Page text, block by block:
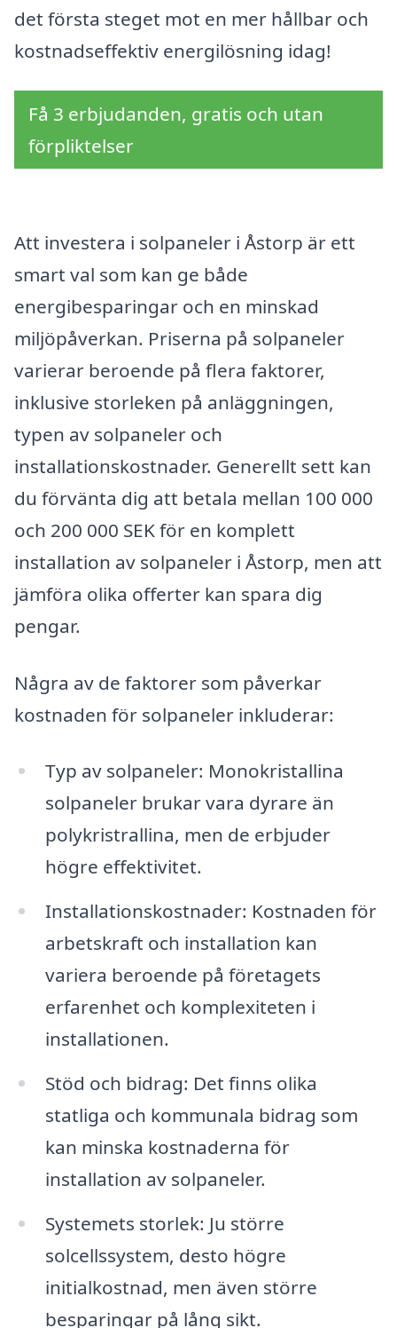
det första steget mot en mer hållbar och
kostnadseffektiv energilösning idag!
Få 3 erbjudanden, gratis och utan
förpliktelser
Att investera i solpaneler i Åstorp är ett
smart val som kan ge både
energibesparingar och en minskad
miljöpåverkan. Priserna på solpaneler
varierar beroende på flera faktorer,
inklusive storleken på anläggningen,
typen av solpaneler och
installationskostnader. Generellt sett kan
du förvänta dig att betala mellan 100 000
och 200 000 SEK för en komplett
installation av solpaneler i Åstorp, men att
jämföra olika offerter kan spara dig
pengar.
Några av de faktorer som påverkar
kostnaden för solpaneler inkluderar:
Typ av solpaneler: Monokristallina
solpaneler brukar vara dyrare än
polykristrallina, men de erbjuder
högre effektivitet.
Installationskostnader: Kostnaden för
arbetskraft och installation kan
variera beroende på företagets
erfarenhet och komplexiteten i
installationen.
Stöd och bidrag: Det finns olika
statliga och kommunala bidrag som
kan minska kostnaderna för
installation av solpaneler.
Systemets storlek: Ju större
solcellssystem, desto högre
initialkostnad, men även större
besparingar på lång sikt.